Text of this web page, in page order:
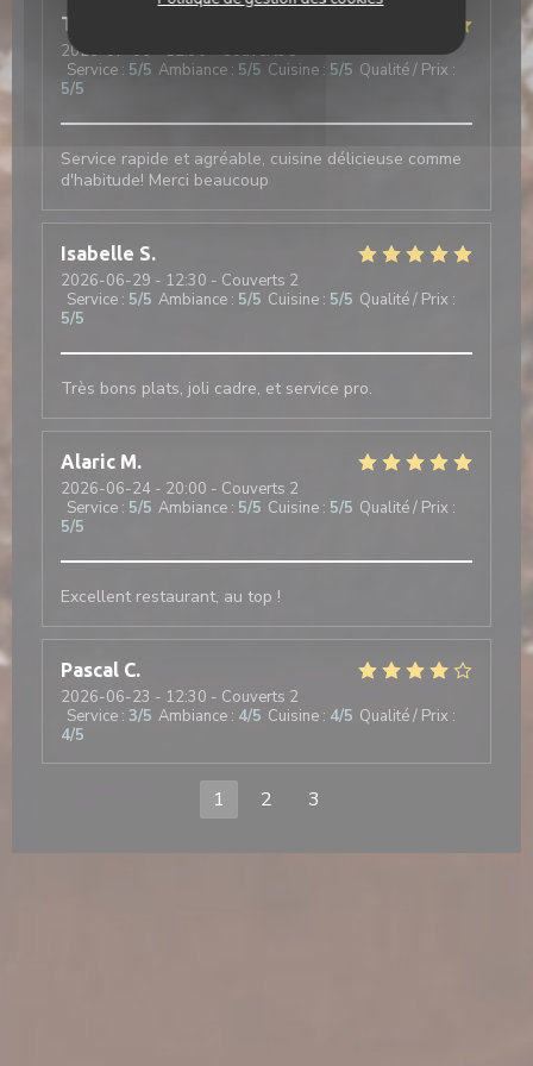
Tiffany
2026-07-06- 12:30 - Couverts 3
Service : 5/5 Ambiance : 5/5 Cuisine : 5/5 Qualité / Prix :
5/5
Service rapide et agréable, cuisine délicieuse comme
d'habitude! Merci beaucoup
Isabelle S
2026-06-29 - 12:30 - Couverts 2
Service : 5/5 Ambiance : 5/5 Cuisine : 5/5 Qualité / Prix :
5/5
Très bons plats, joli cadre, et service pro.
Alaric M
2026-06-24 - 20:00 - Couverts 2
Service : 5/5 Ambiance : 5/5 Cuisine : 5/5 Qualité / Prix :
5/5
Excellent restaurant, au top !
Pascal C
2026-06-23 - 12:30 - Couverts 2
Service : 3/5 Ambiance : 4/5 Cuisine : 4/5 Qualité / Prix :
4/5
1 2 3